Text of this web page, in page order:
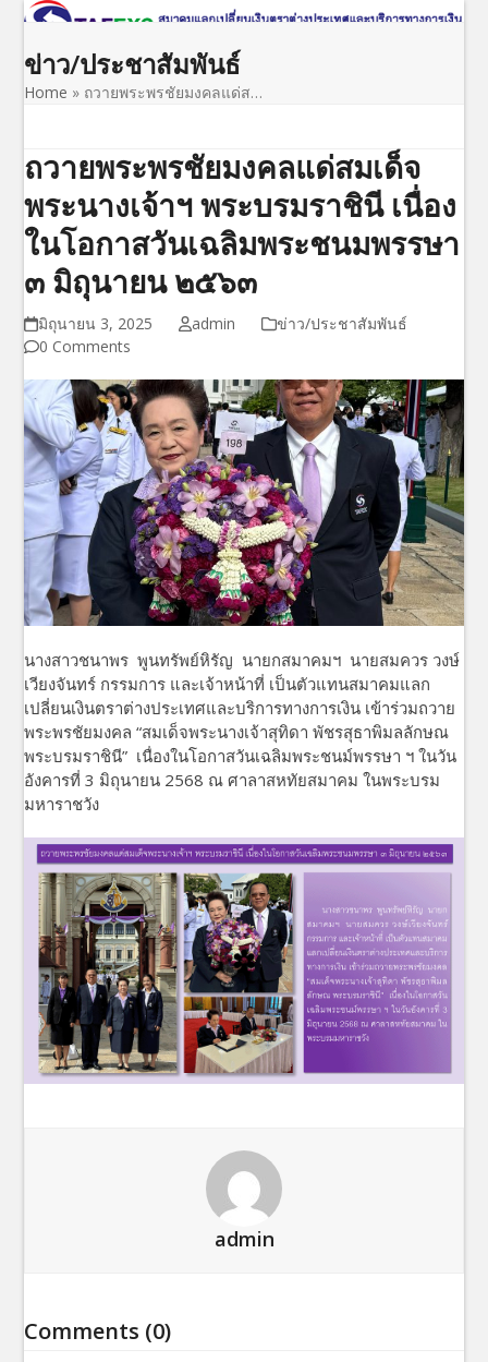
Skip
content
Open
mobile
menu
Close
mobile
menu
ข่าว/ประชาสัมพันธ์
Home » ถวายพระพรชัยมงคลแด่ส…
ถวายพระพรชัยมงคลแด่สมเด็จ
พระนางเจ้าฯ พระบรมราชินี เนื่อง
ในโอกาสวันเฉลิมพระชนมพรรษา
๓ มิถุนายน ๒๕๖๓
มิถุนายน 3, 2025 admin
ข่าว/ประชาสัมพันธ์
0 Comments
นางสาวชนาพร พูนทรัพย์หิรัญ นายกสมาคมฯ นายสมควร วงษ์
เวียงจันทร์ กรรมการ และเจ้าหน้าที่ เป็นตัวแทนสมาคมแลก
เปลี่ยนเงินตราต่างประเทศและบริการทางการเงิน เข้าร่วมถวาย
พระพรชัยมงคล “สมเด็จพระนางเจ้าสุทิดา พัชรสุธาพิมลลักษณ
พระบรมราชินี” เนื่องในโอกาสวันเฉลิมพระชนม์พรรษา ฯ ในวัน
อังคารที่ 3 มิถุนายน 2568 ณ ศาลาสหทัยสมาคม ในพระบรม
มหาราชวัง
admin
Comments (0)